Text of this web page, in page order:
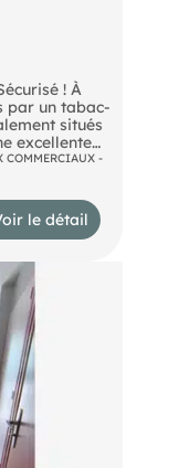
! À
par un tabac-
situés
excellente
grâce à
:
n°1
Un
locatif
pour
pour
COMMERCIAUX -
le détail